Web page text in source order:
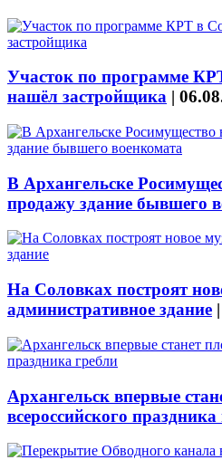
Участок по программе
нашёл застройщика |
В Архангельске
продажу здание бывшего
На Соловках построят
административное здание |
Архангельск впервые
всероссийского праздника